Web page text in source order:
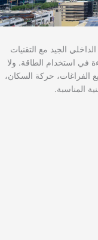
الجيد مع التقنيات
في استخدام الطاقة. ولا
الفراغات، حركة السكان،
المناسبة.